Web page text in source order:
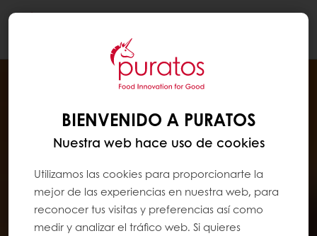
BIENVENIDO A PURATOS
Nuestra web hace uso de cookies
Utilizamos las cookies para proporcionarte la
mejor de las experiencias en nuestra web, para
reconocer tus visitas y preferencias así como
medir y analizar el tráfico web. Si quieres